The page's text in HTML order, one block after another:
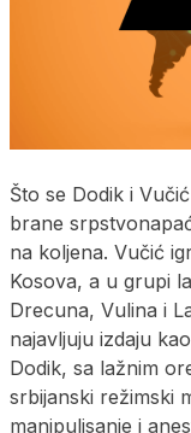
Što se Dodik i
brane
na koljena. Vučić
Kosova, a u grupi
Drecuna, Vulina i
najavljuju izdaju
Dodik, sa lažnim
srbijanski režimski
manipulisanje i